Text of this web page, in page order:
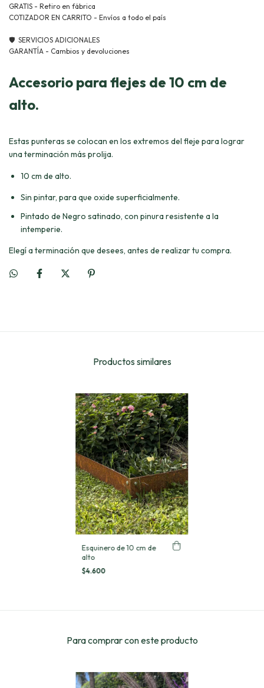
Accesorio para flejes de 10 cm de
alto.
Estas punteras se colocan en los extremos del fleje para lograr
una terminación más prolija.
10 cm de alto.
Sin pintar, para que oxide superficialmente.
Pintado de Negro satinado, con pinura resistente a la
intemperie.
Elegí a terminación que desees, antes de realizar tu compra.
Productos similares
Esquinero de 10 cm de
alto
$4.600
Para comprar con este producto